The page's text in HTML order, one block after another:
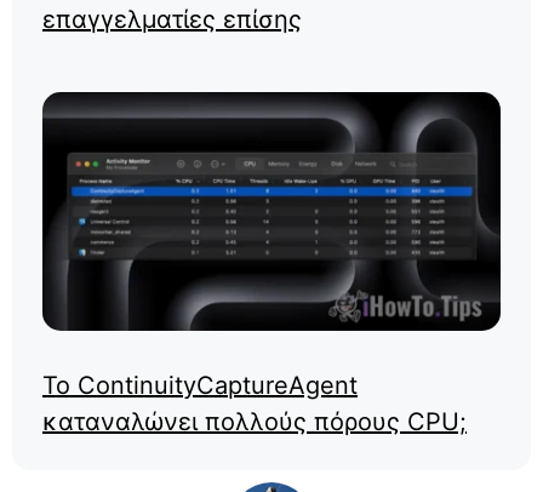
επαγγελματίες επίσης
Το ContinuityCaptureAgent
καταναλώνει πολλούς πόρους CPU;